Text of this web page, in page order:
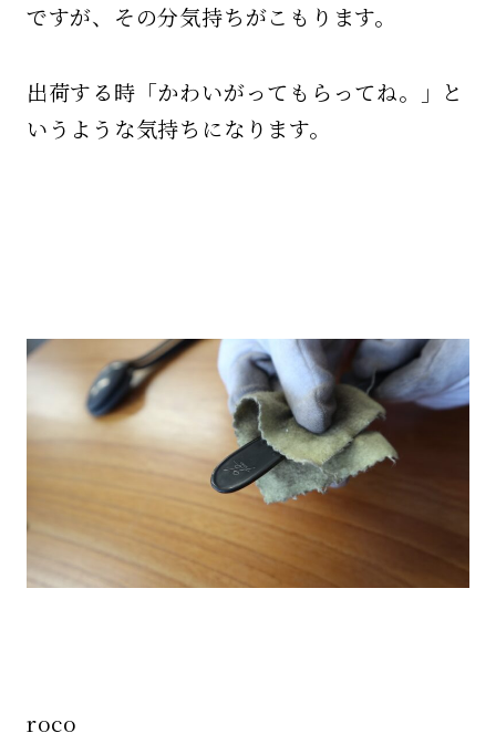
ですが、その分気持ちがこもります。
出荷する時「かわいがってもらってね。」と
いうような気持ちになります。
roco